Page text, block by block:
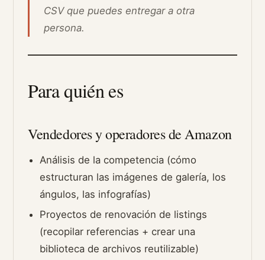
CSV que puedes entregar a otra
persona.
Para quién es
Vendedores y operadores de Amazon
Análisis de la competencia (cómo
estructuran las imágenes de galería, los
ángulos, las infografías)
Proyectos de renovación de listings
(recopilar referencias + crear una
biblioteca de archivos reutilizable)